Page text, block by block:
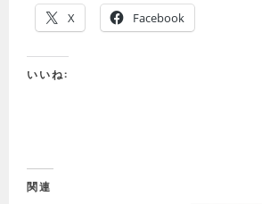
X Facebook
いいね:
関連